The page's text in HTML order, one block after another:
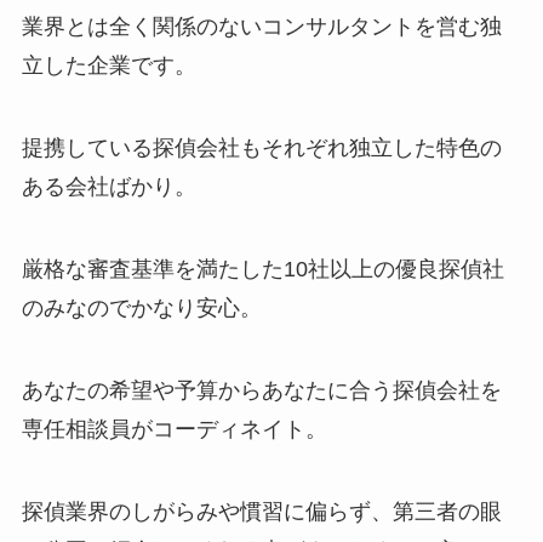
業界とは全く関係のないコンサルタントを営む独
立した企業です。
提携している探偵会社もそれぞれ独立した特色の
ある会社ばかり。
厳格な審査基準を満たした10社以上の優良探偵社
のみなのでかなり安心。
あなたの希望や予算からあなたに合う探偵会社を
専任相談員がコーディネイト。
探偵業界のしがらみや慣習に偏らず、第三者の眼